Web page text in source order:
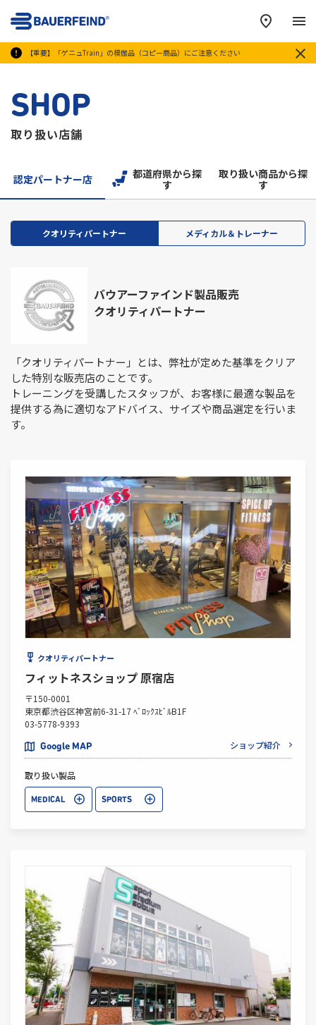
【重要】「ゲニュTrain」の模倣品（コピー商品）にご注意ください
メ
SHOP
取り扱い店舗
認定パートナー店
都道府県から探
す
取り扱い商品から探
す
クオリティパートナー メディカル＆トレーナー
バウアーファインド製品販売
クオリティパートナー
「クオリティパートナー」とは、弊社が定めた基準をクリア
した特別な販売店のことです。
トレーニングを受講したスタッフが、お客様に最適な製品を
提供する為に適切なアドバイス、サイズや商品選定を行いま
す。
クオリティパートナー
フィットネスショップ 原宿店
〒150-0001
東京都渋谷区神宮前6-31-17 ﾍﾞﾛｯｸｽﾋﾞﾙB1F
03-5778-9393
Google MAP ショップ紹介
取り扱い製品
MEDICAL SPORTS